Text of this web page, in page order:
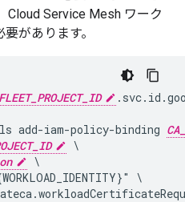
Cloud Service Mesh ワーク
があります。
FLEET_PROJECT_ID
add-iam-policy-binding
\
\
\